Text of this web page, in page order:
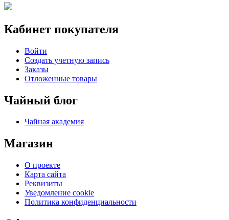
Кабинет покупателя
Войти
Создать учетную запись
Заказы
Отложенные товары
Чайный блог
Чайная академия
Магазин
О проекте
Карта сайта
Реквизиты
Уведомление cookie
Политика конфиденциальности